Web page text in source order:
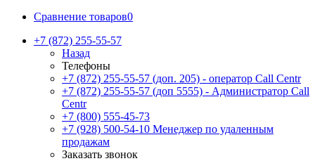
Сравнение товаров0
+7 (872) 255-55-57
Назад
Телефоны
+7 (872) 255-55-57 (доп. 205) - оператор Call Centr
+7 (872) 255-55-57 (доп 5555) - Администратор Call
Centr
+7 (800) 555-45-73
+7 (928) 500-54-10 Менеджер по удаленным
продажам
Заказать звонок